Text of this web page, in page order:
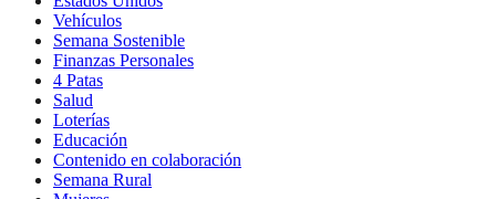
Vehículos
Semana Sostenible
Finanzas Personales
4 Patas
Salud
Loterías
Educación
Contenido en colaboración
Semana Rural